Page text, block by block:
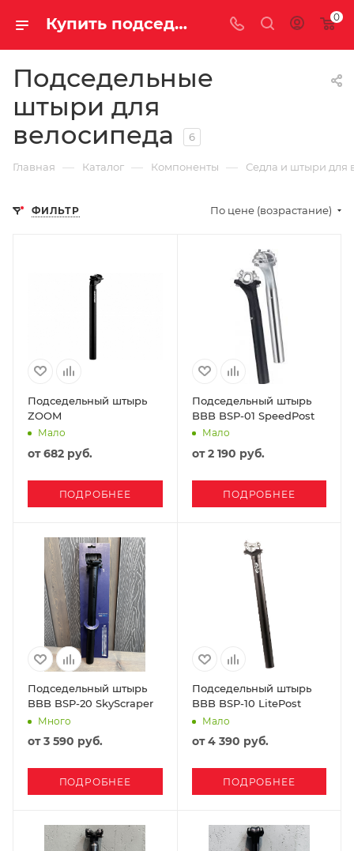
Купить подседельный штырь для велосипеда в Саратове и Энгельсе 0
Подседельные
штыри для
велосипеда
6
Главная — Каталог — Компоненты — Седла и штыри для
ФИЛЬТР По цене (возрастание)
Подседельный штырь
ZOOM
Мало
от682 руб.
ПОДРОБНЕЕ
Подседельный штырь
BBB BSP-01 SpeedPost
Мало
от2 190 руб.
ПОДРОБНЕЕ
Подседельный штырь
BBB BSP-20 SkyScraper
Много
от3 590 руб.
ПОДРОБНЕЕ
Подседельный штырь
BBB BSP-10 LitePost
Мало
от4 390 руб.
ПОДРОБНЕЕ